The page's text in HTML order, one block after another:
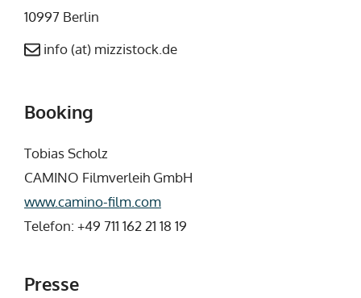
10997 Berlin
info (at) mizzistock.de
Booking
Tobias Scholz
CAMINO Filmverleih GmbH
www.camino-film.com
Telefon: +49 711 162 21 18 19
Presse